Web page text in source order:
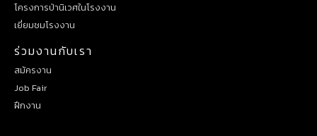
โครงการป่านิเวศในโรงงาน
เยี่ยมชมโรงงาน
ร่วมงานกับเรา
สมัครงาน
Job Fair
ฝึกงาน